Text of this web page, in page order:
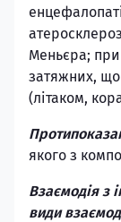
Меньєра;
затяжних,
(літаком,
якого з
Взаємодія з
види